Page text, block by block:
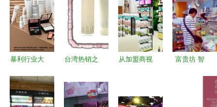
暴利行业大
电器销售是
否入榜？
台湾热销之
贴与资生堂
UV White
从加盟商视
务一步到位
富贵坊 智